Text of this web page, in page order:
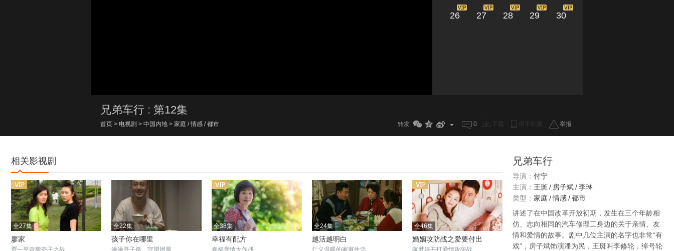
26 27 28 29 30
兄弟车行 : 第12集
首页 > 电视剧 > 中国内地 > 家庭 / 情感 / 都市 转发 0 举报
相关影视剧
全27集
廖家
贾一平曾黎夺子之战
全22集
孩子你在哪里
漫漫寻子路，守望团圆
全38集
幸福有配方
幸福亲情大作战
全24集
越活越明白
仁义温暖的家庭生活
全46集
婚姻攻防战之爱要付出
蒋梦婕开打爱情攻防战
兄弟车行
导演： 付宁
主演： 王斑/ 房子斌/李琳
类型： 家庭 /情感/都市
讲述了在中国改革开放初期，发生在三个年龄相
仿、志向相同的汽车修理工身边的关于亲情、友
情和爱情的故事。剧中几位主演的名字也非常“有
戏”，房子斌饰演潘为民，王斑叫李修轮，绰号轮